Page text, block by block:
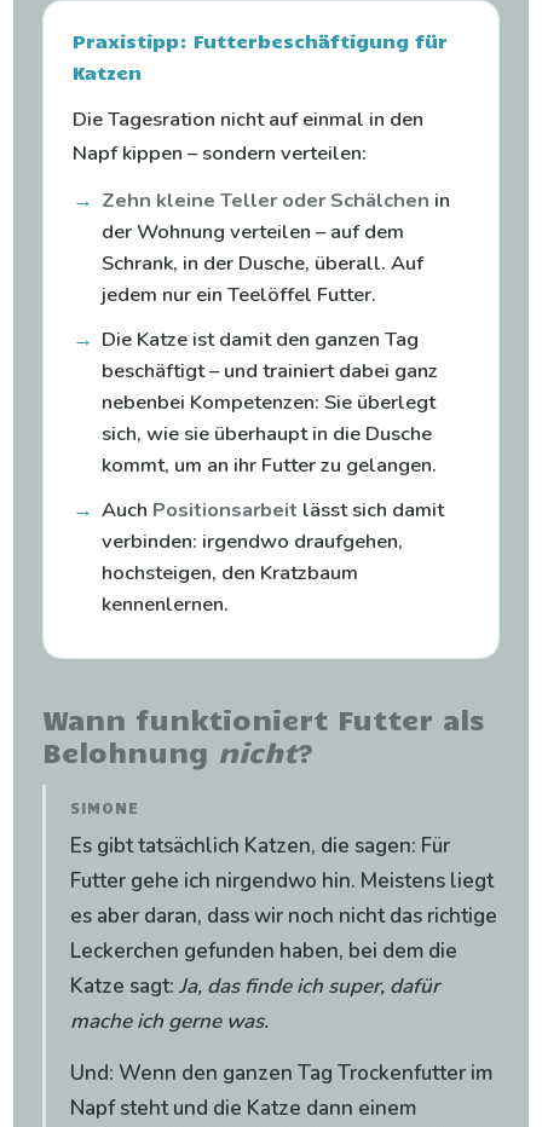
Praxistipp: Futterbeschäftigung für
Katzen
Die Tagesration nicht auf einmal in den
Napf kippen – sondern verteilen:
→ Zehn kleine Teller oder Schälchen in
der Wohnung verteilen – auf dem
Schrank, in der Dusche, überall. Auf
jedem nur ein Teelöffel Futter.
→ Die Katze ist damit den ganzen Tag
beschäftigt – und trainiert dabei ganz
nebenbei Kompetenzen: Sie überlegt
sich, wie sie überhaupt in die Dusche
kommt, um an ihr Futter zu gelangen.
→ Auch Positionsarbeit lässt sich damit
verbinden: irgendwo draufgehen,
hochsteigen, den Kratzbaum
kennenlernen.
Wann funktioniert Futter als
Belohnung nicht?
SIMONE
Es gibt tatsächlich Katzen, die sagen: Für
Futter gehe ich nirgendwo hin. Meistens liegt
es aber daran, dass wir noch nicht das richtige
Leckerchen gefunden haben, bei dem die
Katze sagt: Ja, das finde ich super, dafür
mache ich gerne was.
Und: Wenn den ganzen Tag Trockenfutter im
Napf steht und die Katze dann einem